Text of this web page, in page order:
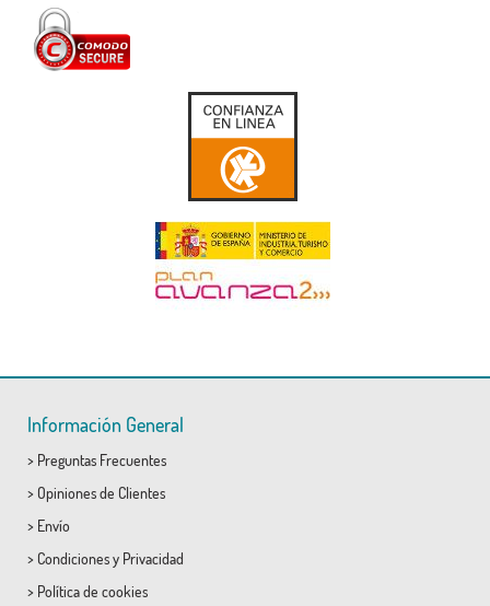
Información General
> Preguntas Frecuentes
> Opiniones de Clientes
> Envío
> Condicionesy Privacidad
> Política de cookies